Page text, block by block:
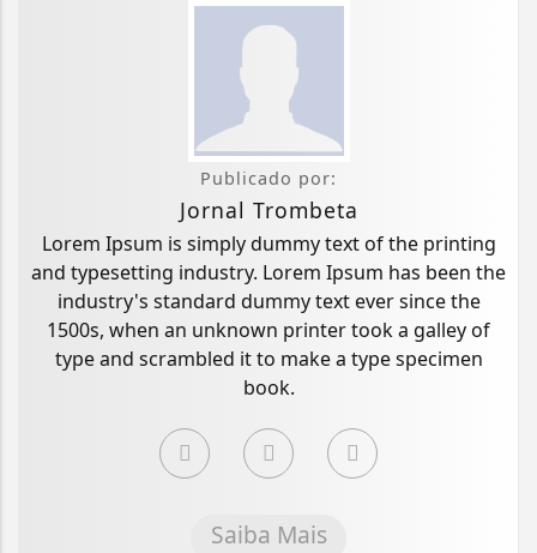
Publicado por:
Jornal Trombeta
Lorem Ipsum is simply dummy text of the printing
and typesetting industry. Lorem Ipsum has been the
industry's standard dummy text ever since the
1500s, when an unknown printer took a galley of
type and scrambled it to make a type specimen
book.
Saiba Mais